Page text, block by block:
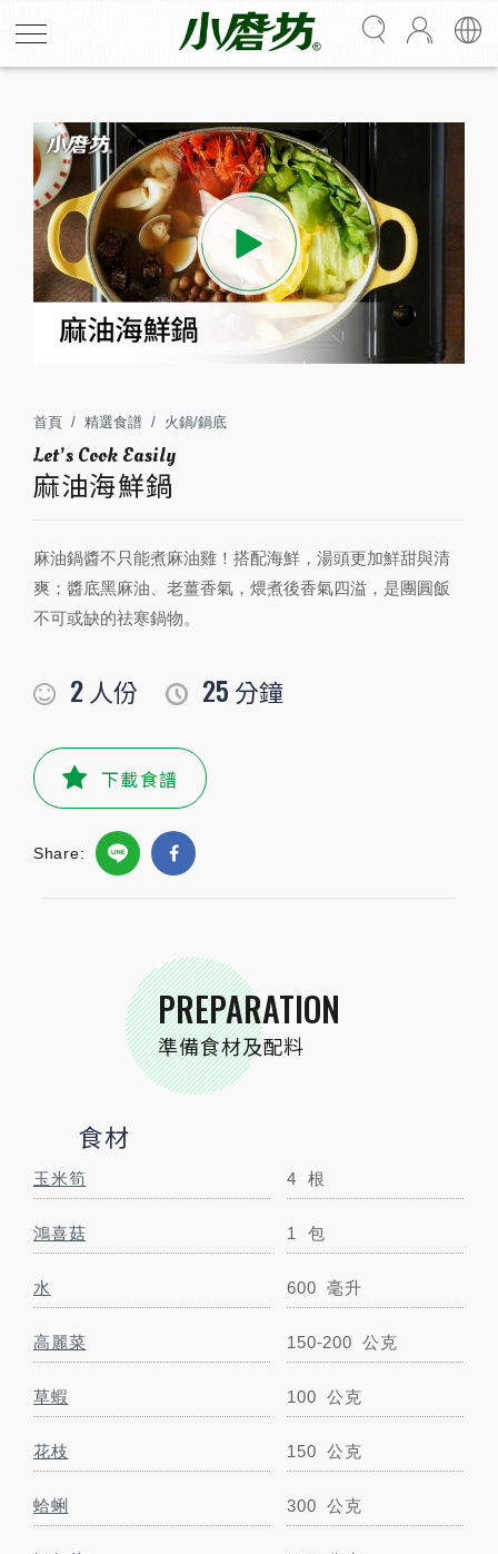
首頁 精選食譜 火鍋/鍋底
麻油海鮮鍋
麻油鍋醬不只能煮麻油雞！搭配海鮮，湯頭更加鮮甜與清
爽；醬底黑麻油、老薑香氣，煨煮後香氣四溢，是團圓飯
不可或缺的祛寒鍋物。
2 人份 25 分鐘
下載食譜
Share:
PREPARATION
準備食材及配料
食材
玉米筍 4 根
鴻喜菇 1 包
水 600 毫升
高麗菜 150-200 公克
草蝦 100 公克
花枝 150 公克
蛤蜊 300 公克
麻油海鮮鍋
麻油鍋醬不只能煮麻油雞！搭配海鮮，湯頭更加鮮甜與清
不可或缺的祛寒鍋物。
2人份
PREPARATION
準備食材及配料
鴻喜菇
300
小磨坊精選調味
小磨坊台味麻油雞風味鍋醬 1 包
STEP BY STEP
跟著步驟一起做料理